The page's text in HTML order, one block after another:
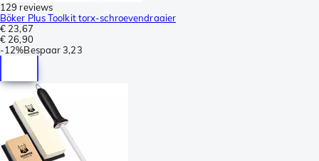
129 reviews
Böker Plus Toolkit torx-schroevendraaier
€ 23,67
€ 26,90
-12%Bespaar 3,23